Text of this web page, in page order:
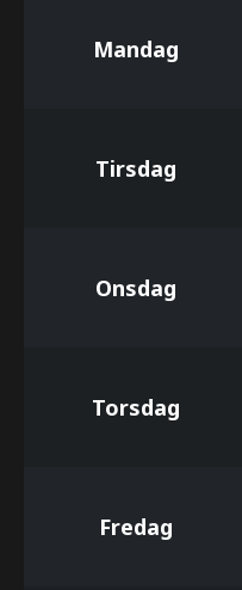
Mandag
Tirsdag
Onsdag
Torsdag
Fredag